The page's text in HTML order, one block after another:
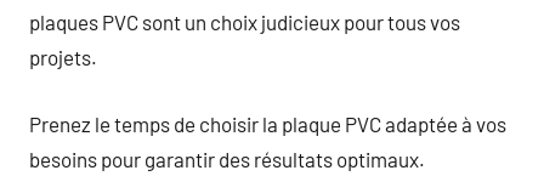
plaques PVC sont un choix judicieux pour tous vos
projets.
Prenez le temps de choisir la plaque PVC adaptée à vos
besoins pour garantir des résultats optimaux.